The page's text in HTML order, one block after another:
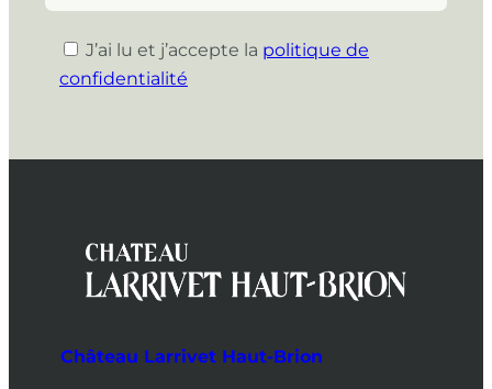
J’ai lu et j’accepte la politique de
confidentialité
Château Larrivet Haut-Brion